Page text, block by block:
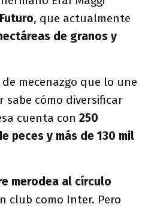
, que actualmente
de granos y
mecenazgo que lo une
sabe cómo diversificar
cuenta con 250
peces y más de 130 mil
merodea al círculo
club como Inter. Pero